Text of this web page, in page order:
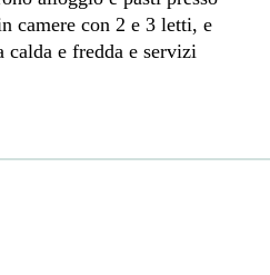
camere con 2 e 3 letti, e
calda e fredda e servizi